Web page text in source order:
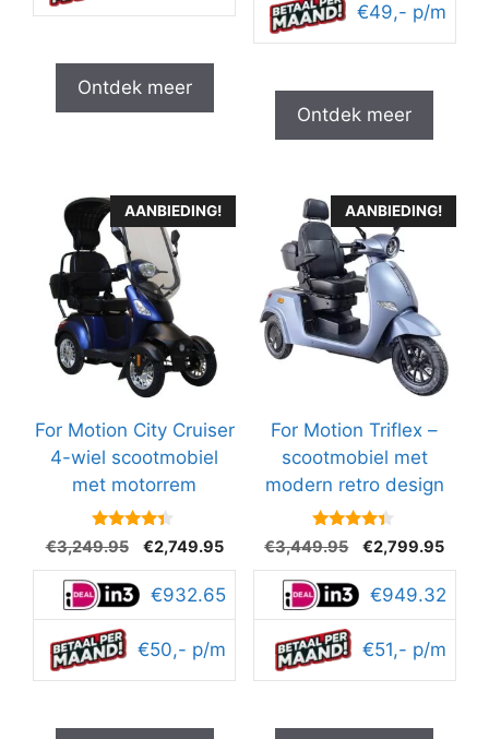
Ontdek meer
€49,- p/m
Ontdek meer
AANBIEDING!
For Motion City Cruiser
4-wiel scootmobiel
met motorrem
4.2
van 5
€3,249.95
Oorspronkelijke
prijs
was:
€3,249.95.
€2,749.95Huidige
prijs
is:
€2,749.95.
€932.65
€50,- p/m
AANBIEDING!
For Motion Triflex –
scootmobiel met
modern retro design
4.2
van 5
€3,449.95
Oorspronkelijke
prijs
was:
€3,449.95.
€2,799.95
prijs
is:
€949.32
€51,- p/m